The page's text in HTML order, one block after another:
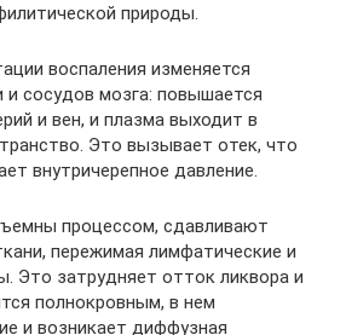
природы.
воспаления изменяется
и сосудов мозга: повышается
и вен, и плазма выходит в
Это вызывает отек, что
внутричерепное давление.
процессом, сдавливают
пережимая лимфатические и
Это затрудняет отток ликвора и
полнокровным, в нем
и возникает диффузная